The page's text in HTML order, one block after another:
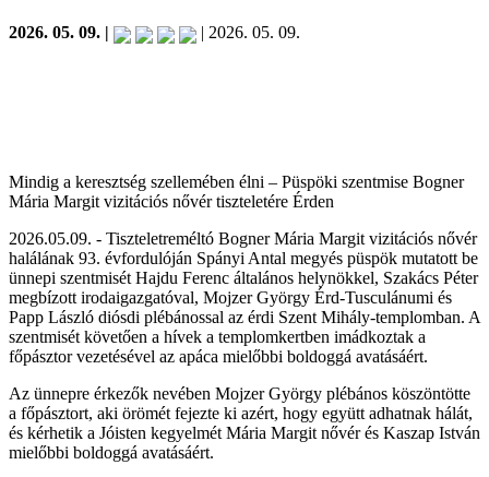
2026. 05. 09. | | 2026. 05. 09.
Mindig a keresztség szellemében élni – Püspöki szentmise Bogner
Mária Margit vizitációs nővér tiszteletére Érden
2026.05.09. - Tiszteletreméltó Bogner Mária Margit vizitációs nővér
halálának 93. évfordulóján Spányi Antal megyés püspök mutatott be
ünnepi szentmisét Hajdu Ferenc általános helynökkel, Szakács Péter
megbízott irodaigazgatóval, Mojzer György Érd-Tusculánumi és
Papp László diósdi plébánossal az érdi Szent Mihály-templomban. A
szentmisét követően a hívek a templomkertben imádkoztak a
főpásztor vezetésével az apáca mielőbbi boldoggá avatásáért.
Az ünnepre érkezők nevében Mojzer György plébános köszöntötte
a főpásztort, aki örömét fejezte ki azért, hogy együtt adhatnak hálát,
és kérhetik a Jóisten kegyelmét Mária Margit nővér és Kaszap István
mielőbbi boldoggá avatásáért.